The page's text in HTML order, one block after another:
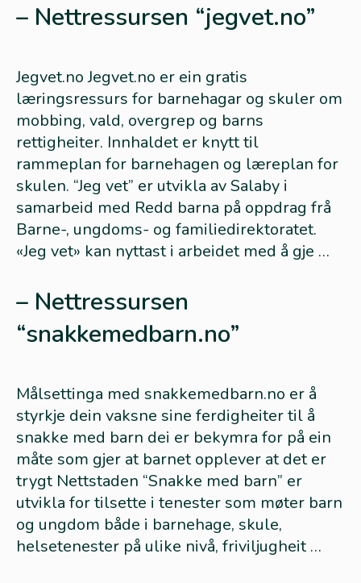
– Nettressursen “jegvet.no”
Jegvet.no Jegvet.no er ein gratis
læringsressurs for barnehagar og skuler om
mobbing, vald, overgrep og barns
rettigheiter. Innhaldet er knytt til
rammeplan for barnehagen og læreplan for
skulen. “Jeg vet” er utvikla av Salaby i
samarbeid med Redd barna på oppdrag frå
Barne-, ungdoms- og familiedirektoratet.
«Jeg vet» kan nyttast i arbeidet med å gje …
– Nettressursen
“snakkemedbarn.no”
Målsettinga med snakkemedbarn.no er å
styrkje dein vaksne sine ferdigheiter til å
snakke med barn dei er bekymra for på ein
måte som gjer at barnet opplever at det er
trygt Nettstaden “Snakke med barn” er
utvikla for tilsette i tenester som møter barn
og ungdom både i barnehage, skule,
helsetenester på ulike nivå, friviljugheit …